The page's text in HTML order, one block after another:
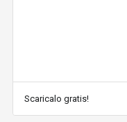
Scaricalo gratis!